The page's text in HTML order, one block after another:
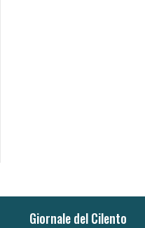
Giornale del Cilento